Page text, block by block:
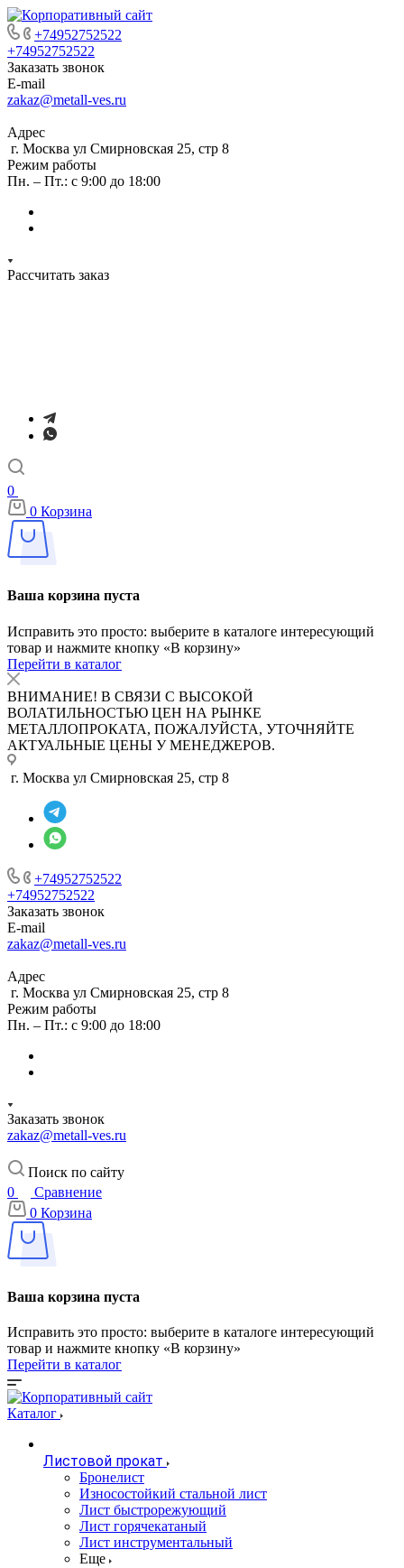
+74952752522
+74952752522
Заказать звонок
E-mail
zakaz@metall-ves.ru
Адрес
г. Москва ул Смирновская 25, стр 8
Режим работы
Пн. – Пт.: с 9:00 до 18:00
Рассчитать заказ
0
0 Корзина
Ваша корзина пуста
Исправить это просто: выберите в каталоге интересующий
товар и нажмите кнопку «В корзину»
Перейти в каталог
ВНИМАНИЕ! В СВЯЗИ С ВЫСОКОЙ
ВОЛАТИЛЬНОСТЬЮ ЦЕН НА РЫНКЕ
МЕТАЛЛОПРОКАТА, ПОЖАЛУЙСТА, УТОЧНЯЙТЕ
АКТУАЛЬНЫЕ ЦЕНЫ У МЕНЕДЖЕРОВ.
г. Москва ул Смирновская 25, стр 8
+74952752522
+74952752522
Заказать звонок
E-mail
zakaz@metall-ves.ru
Адрес
г. Москва ул Смирновская 25, стр 8
Режим работы
Пн. – Пт.: с 9:00 до 18:00
Заказать звонок
zakaz@metall-ves.ru
Поиск по сайту
0
Сравнение
0 Корзина
Ваша корзина пуста
Исправить это просто: выберите в каталоге интересующий
товар и нажмите кнопку «В корзину»
Перейти в каталог
Каталог
Листовой прокат
Бронелист
Износостойкий стальной лист
Лист быстрорежующий
Лист горячекатаный
Лист инструментальный
Еще